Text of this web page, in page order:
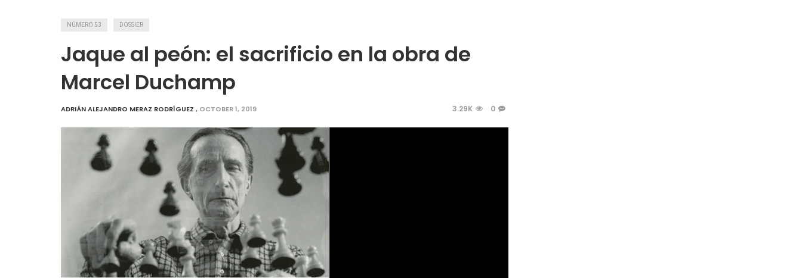
NÚMERO 53 DOSSIER
Jaque al peón: el sacrificio en la obra de
Marcel Duchamp
ADRIÁN ALEJANDRO MERAZ RODRÍGUEZ , OCTOBER 1, 2019 3.29K 0